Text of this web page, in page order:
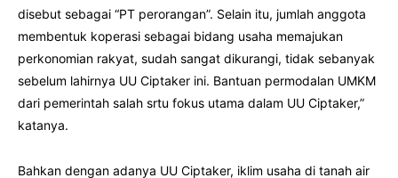
disebut sebagai “PT perorangan”. Selain itu, jumlah anggota
membentuk koperasi sebagai bidang usaha memajukan
perkonomian rakyat, sudah sangat dikurangi, tidak sebanyak
sebelum lahirnya UU Ciptaker ini. Bantuan permodalan UMKM
dari pemerintah salah srtu fokus utama dalam UU Ciptaker,”
katanya.
Bahkan dengan adanya UU Ciptaker, iklim usaha di tanah air